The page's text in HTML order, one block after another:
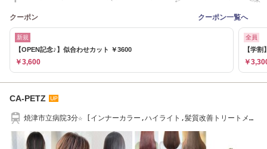
クーポン クーポン一覧へ
新規
【OPEN記念♪】似合わせカット ￥3600
￥3,600
全員
【学
￥
CA-PETZ
焼津市立病院3分☆ [インナーカラー,ハイライト,髪質改善トリートメン